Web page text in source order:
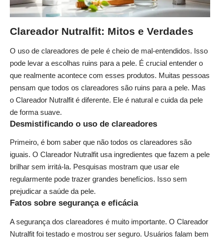
Clareador Nutralfit: Mitos e Verdades
O uso de clareadores de pele é cheio de mal-entendidos. Isso
pode levar a escolhas ruins para a pele. É crucial entender o
que realmente acontece com esses produtos. Muitas pessoas
pensam que todos os clareadores são ruins para a pele. Mas
o Clareador Nutralfit é diferente. Ele é natural e cuida da pele
de forma suave.
Desmistificando o uso de clareadores
Primeiro, é bom saber que não todos os clareadores são
iguais. O Clareador Nutralfit usa ingredientes que fazem a pele
brilhar sem irritá-la. Pesquisas mostram que usar ele
regularmente pode trazer grandes benefícios. Isso sem
prejudicar a saúde da pele.
Fatos sobre segurança e eficácia
A segurança dos clareadores é muito importante. O Clareador
Nutralfit foi testado e mostrou ser seguro. Usuários falam bem